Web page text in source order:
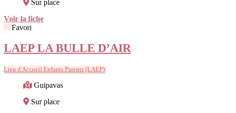
Sur place
Voir la fiche
Favori
LAEP LA BULLE D’AIR
Lieu d'Accueil Enfants Parents (LAEP)
Guipavas
Sur place